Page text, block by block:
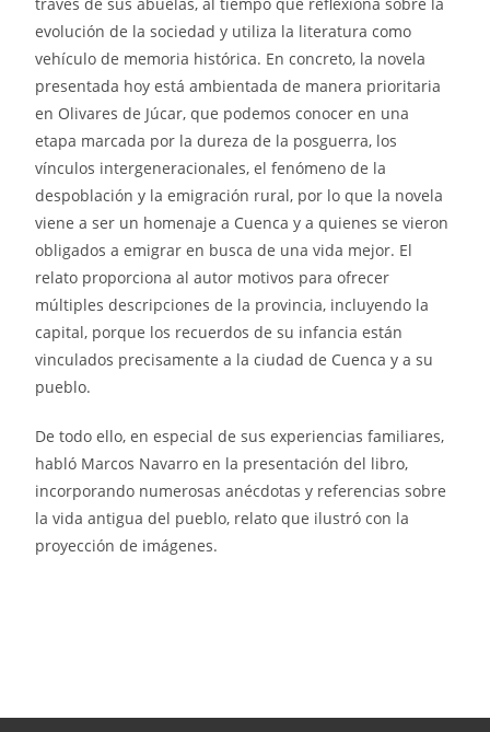
evolución de la sociedad y utiliza la literatura como
vehículo de memoria histórica. En concreto, la novela
presentada hoy está ambientada de manera prioritaria
en Olivares de Júcar, que podemos conocer en una
etapa marcada por la dureza de la posguerra, los
vínculos intergeneracionales, el fenómeno de la
despoblación y la emigración rural, por lo que la novela
viene a ser un homenaje a Cuenca y a quienes se vieron
obligados a emigrar en busca de una vida mejor. El
relato proporciona al autor motivos para ofrecer
múltiples descripciones de la provincia, incluyendo la
capital, porque los recuerdos de su infancia están
vinculados precisamente a la ciudad de Cuenca y a su
pueblo.
De todo ello, en especial de sus experiencias familiares,
habló Marcos Navarro en la presentación del libro,
incorporando numerosas anécdotas y referencias sobre
la vida antigua del pueblo, relato que ilustró con la
proyección de imágenes.